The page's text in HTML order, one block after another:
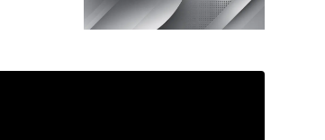
件ごとの営業利益をリアルタイムに可視化